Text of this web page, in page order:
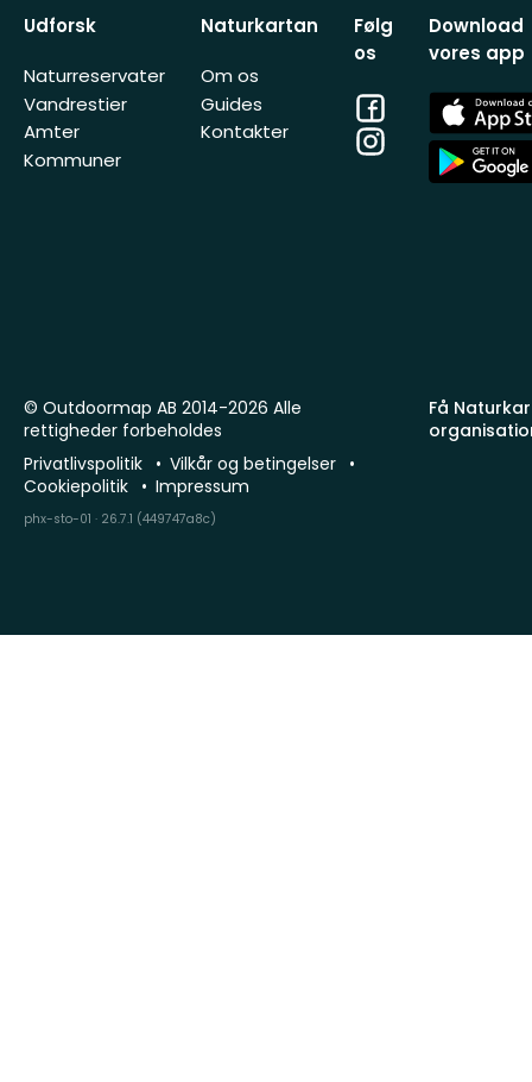
Udforsk
Naturreservater
Vandrestier
Amter
Kommuner
Naturkartan
Om os
Guides
Kontakter
Følg
os
Facebook
Instagram
Download
vores app
App
Store
App
Store
Få
© Outdoormap AB 2014-2026 Alle
rettigheder forbeholdes
Privatlivspolitik
Vilkår og betingelser
Cookiepolitik
Impressum
phx-sto-01 · 26.7.1 (449747a8c)